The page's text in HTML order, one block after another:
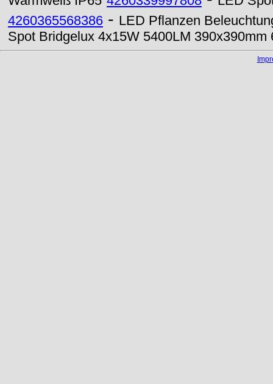
4260365568386 - LED Pflanzen
Spot Bridgelux 4x15W 5400LM 390x390mm